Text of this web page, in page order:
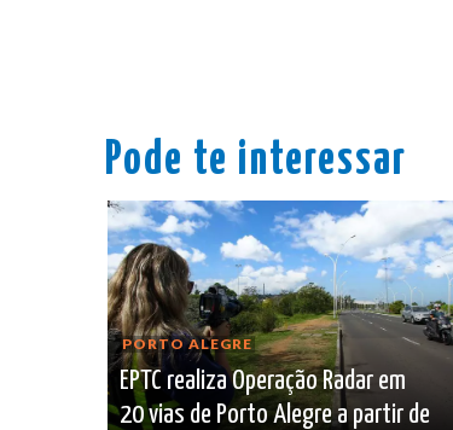
Pode te interessar
PORTO ALEGRE
EPTC realiza Operação Radar em
20 vias de Porto Alegre a partir de